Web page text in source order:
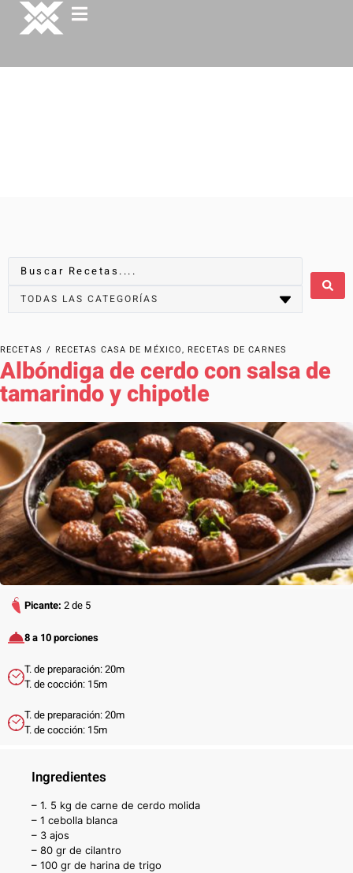
RECETAS / RECETAS CASA DE MÉXICO, RECETAS DE CARNES
Albóndiga de cerdo con salsa de
tamarindo y chipotle
Picante: 2 de 5
8 a 10 porciones
T. de preparación: 20m
T. de cocción: 15m
T. de preparación: 20m
T. de cocción: 15m
Ingredientes
– 1. 5 kg de carne de cerdo molida
– 1 cebolla blanca
– 3 ajos
– 80 gr de cilantro
– 100 gr de harina de trigo